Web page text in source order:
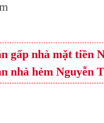
gấp nhà mặt tiền
nhà hẻm Nguyễn